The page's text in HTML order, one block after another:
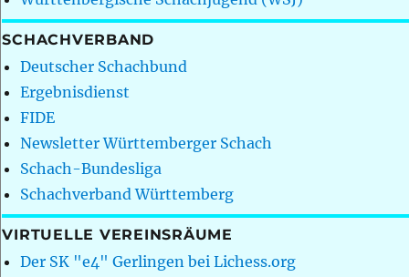
SCHACHVERBAND
Deutscher Schachbund
Ergebnisdienst
FIDE
Newsletter Württemberger Schach
Schach-Bundesliga
Schachverband Württemberg
VIRTUELLE VEREINSRÄUME
Der SK "e4" Gerlingen bei Lichess.org